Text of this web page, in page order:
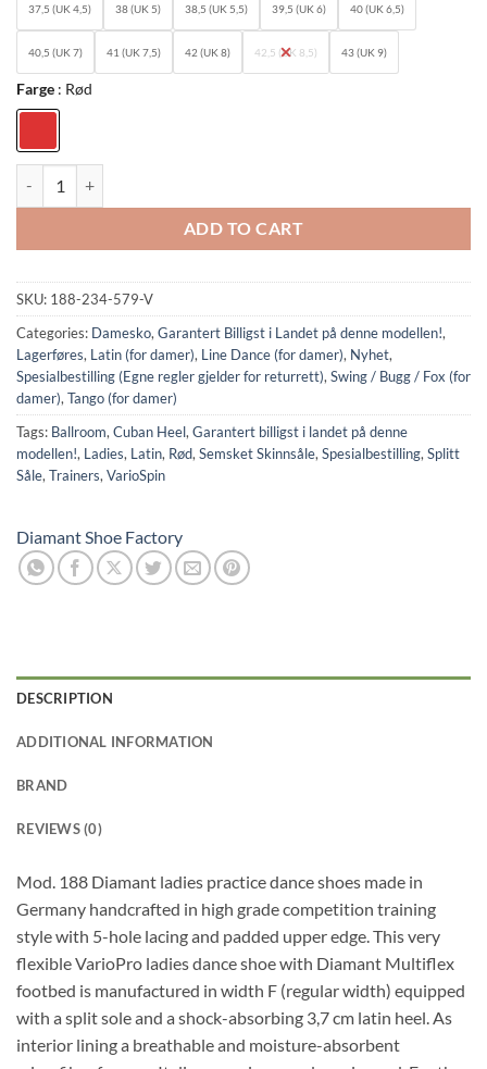
37,5 (UK 4,5) 38 (UK 5) 38,5 (UK 5,5) 39,5 (UK 6) 40 (UK 6,5)
40,5 (UK 7) 41 (UK 7,5) 42 (UK 8) 42,5 (UK 8,5) 43 (UK 9)
Farge Rød
ADD TO CART
SKU: 188-234-579-V
Categories: Damesko, Garantert Billigst i Landet på denne modellen!,
Lagerføres, Latin (for damer), Line Dance (for damer), Nyhet,
Spesialbestilling (Egne regler gjelder for returrett), Swing / Bugg / Fox (for
damer), Tango (for damer)
Tags: Ballroom, Cuban Heel, Garantert billigst i landet på denne
modellen!, Ladies, Latin, Rød, Semsket Skinnsåle, Spesialbestilling, Splitt
Såle, Trainers, VarioSpin
Diamant Shoe Factory
DESCRIPTION
ADDITIONAL INFORMATION
BRAND
REVIEWS (0)
Mod. 188 Diamant ladies practice dance shoes made in
Germany handcrafted in high grade competition training
style with 5-hole lacing and padded upper edge. This very
flexible VarioPro ladies dance shoe with Diamant Multiflex
footbed is manufactured in width F (regular width) equipped
with a split sole and a shock-absorbing 3,7 cm latin heel. As
interior lining a breathable and moisture-absorbent